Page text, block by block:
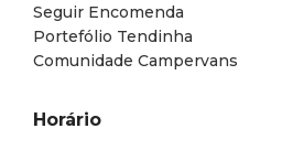
Seguir Encomenda
Portefólio Tendinha
Comunidade Campervans
Horário